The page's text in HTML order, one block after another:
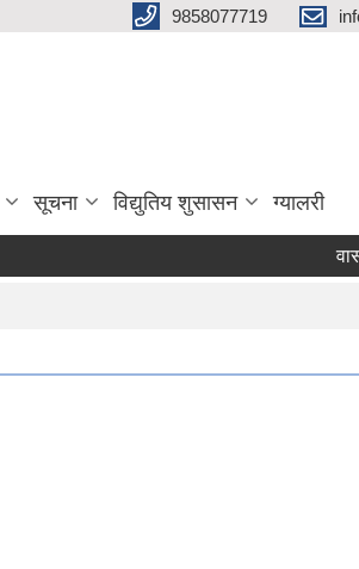
9858077719
सूचना विद्युतिय शुसासन ग्यालरी
वास